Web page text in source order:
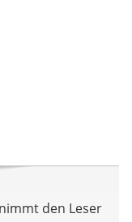
den Leser